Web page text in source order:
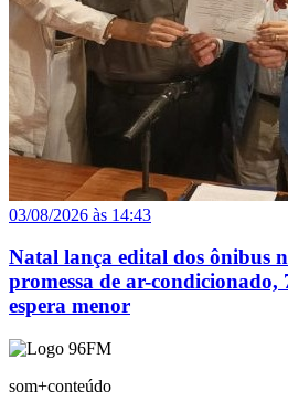
03/08/2026 às 14:43
Natal lança edital dos ônibus
promessa de ar-condicionado,
espera menor
som+conteúdo